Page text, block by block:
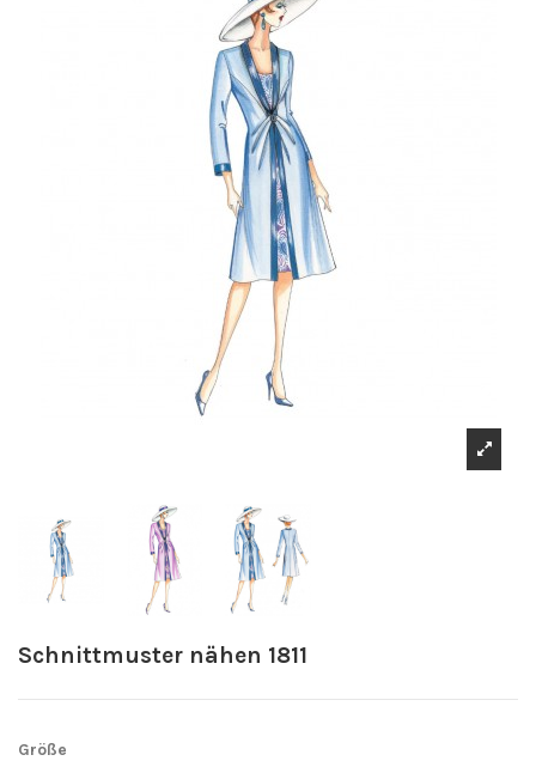
Schnittmuster nähen 1811
Größe